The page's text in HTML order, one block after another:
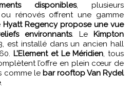
disponibles, plusieurs
rénovés offrent une gamme
Hyatt Regency propose une vue
environnants. Le Kimpton
est installé dans un ancien hall
L’Element et Le Méridien, tous
l’offre en plein cœur de
comme le bar rooftop Van Rydel
.